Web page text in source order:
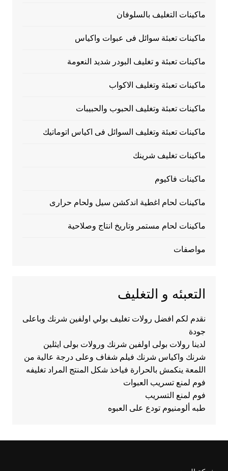
ماكينات التغليف بالسلوفان
ماكينات تعبئة سوائل فى عبوات واكياس
ماكينات تعبئة و تغليف البودر شديد النعومة
ماكينات تعبئة وتغليف الاكواب
ماكينات تعبئة وتغليف الحبوب والحبيبات
ماكينات تعبئة وتغليف السوائل فى اكياس اتوماتيك
ماكينات تغليف شرينك
ماكينات فاكيوم
ماكينات لحام اغطية اندكشن سيل ولحام حرارى
ماكينات لحام مستمر وتاريخ انتاج وصلاحية
مواصفات
التعبئه و التغليف
نقدم لكم افضل رولات تغليف بولي اولفين شرنك وباعلى
جودة
لدينا رولات بولى اولفين شرنك ورولات بولى ايثلين
شرنك واكياس شرنك فيلم شفاف وعلى درجة عالية من
اللمعة ينكمش بالحرارة فياخذ شكل المنتج المراد تغليفه
فوم لمنع تسريب العبوات
فوم لمنع التسريب
طبه ألومنيوم تودع على العبوه